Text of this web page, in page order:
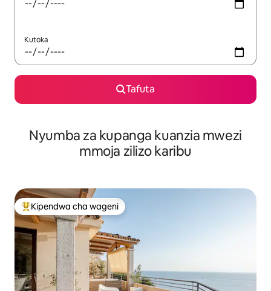
Kutoka
Tafuta
Nyumba za kupanga kuanzia mwezi
mmoja zilizo karibu
Kipendwa maarufu cha wageni
Kipendwa cha wageni